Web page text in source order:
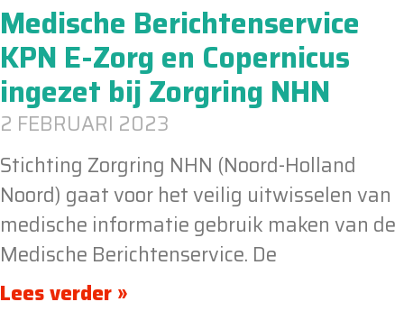
Medische Berichtenservice
KPN E-Zorg en Copernicus
ingezet bij Zorgring NHN
2 FEBRUARI 2023
Stichting Zorgring NHN (Noord-Holland
Noord) gaat voor het veilig uitwisselen van
medische informatie gebruik maken van de
Medische Berichtenservice. De
Lees verder »